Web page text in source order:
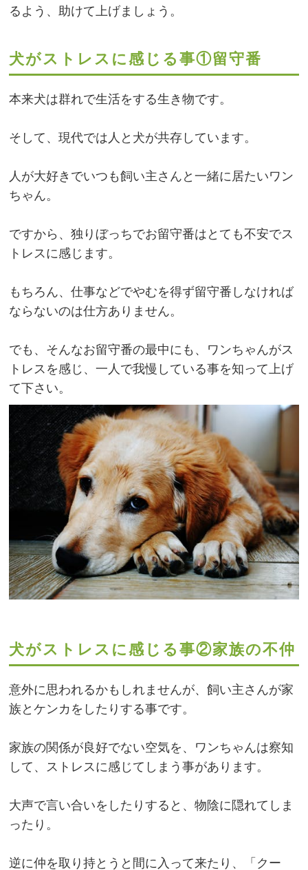
るよう、助けて上げましょう。
犬がストレスに感じる事①留守番
本来犬は群れで生活をする生き物です。
そして、現代では人と犬が共存しています。
人が大好きでいつも飼い主さんと一緒に居たいワン
ちゃん。
ですから、独りぼっちでお留守番はとても不安でス
トレスに感じます。
もちろん、仕事などでやむを得ず留守番しなければ
ならないのは仕方ありません。
でも、そんなお留守番の最中にも、ワンちゃんがス
トレスを感じ、一人で我慢している事を知って上げ
て下さい。
犬がストレスに感じる事②家族の不仲
意外に思われるかもしれませんが、飼い主さんが家
族とケンカをしたりする事です。
家族の関係が良好でない空気を、ワンちゃんは察知
して、ストレスに感じてしまう事があります。
大声で言い合いをしたりすると、物陰に隠れてしま
ったり。
逆に仲を取り持とうと間に入って来たり、「クー